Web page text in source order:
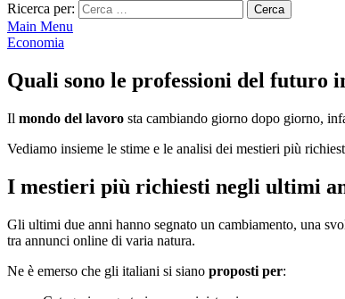
Ricerca per:
Main Menu
Economia
Quali sono le professioni del futuro
Il mondo del lavoro sta cambiando giorno dopo giorno,
Vediamo insieme le stime e le analisi dei mestieri più
I mestieri più richiesti negli ultimi
Gli ultimi due anni hanno segnato un cambiamento, una
tra annunci online di varia natura.
Ne è emerso che gli italiani si siano proposti per: